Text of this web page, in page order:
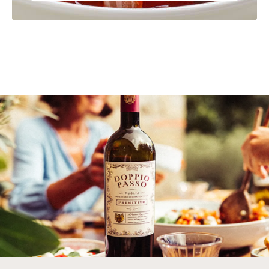
BOTTER CASA
VINICOLA S.P.A., Via
ARTIKELNUMMER
121116